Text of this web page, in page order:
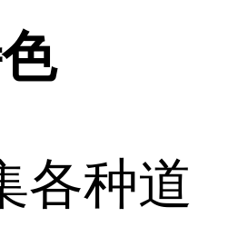
各种道